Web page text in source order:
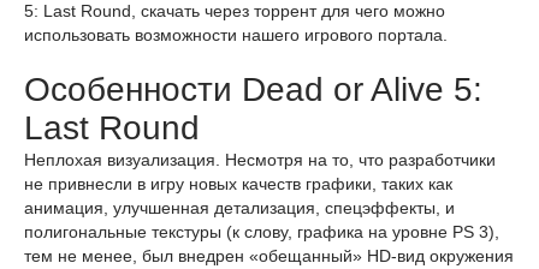
5: Last Round, скачать через торрент для чего можно
использовать возможности нашего игрового портала.
Особенности Dead or Alive 5:
Last Round
Неплохая визуализация. Несмотря на то, что разработчики
не привнесли в игру новых качеств графики, таких как
анимация, улучшенная детализация, спецэффекты, и
полигональные текстуры (к слову, графика на уровне PS 3),
тем не менее, был внедрен «обещанный» HD-вид окружения